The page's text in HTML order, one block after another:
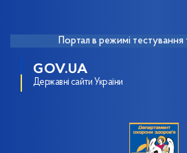
Портал в режимі тестування
GOV.UA
Державні сайти України